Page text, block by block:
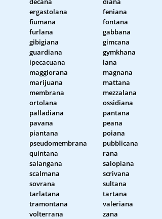
ergastolana
feniana
fiumana
fontana
furlana
gabbana
gibigiana
gimcana
guardiana
gymkhana
ipecacuana
lana
maggiorana
magnana
marijuana
mattana
membrana
mezzalana
ortolana
ossidiana
palladiana
pantana
pavana
peana
piantana
poiana
pseudomembrana
pubblicana
quintana
rana
salangana
salopiana
scalmana
scrivana
sovrana
sultana
tarlatana
tartana
tramontana
valeriana
volterrana zana